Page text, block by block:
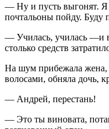
— Ну и пусть выгонят. Я
почтальоны пойду. Буду
— Училась, училась —и в
столько средств
На шум прибежала жена,
волосами, обняла дочь,
— Андрей, перестань!
— Это ты виновата,